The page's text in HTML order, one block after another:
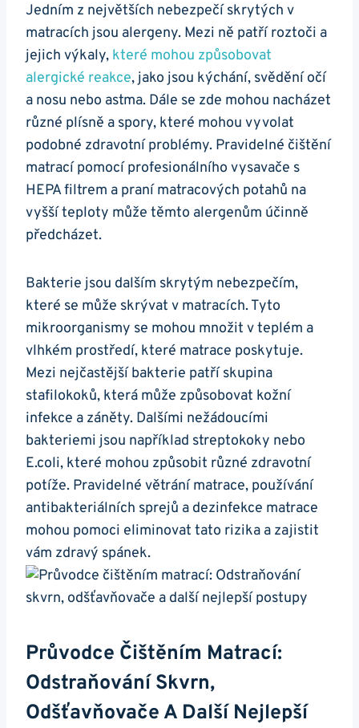
Jedním z největších nebezpečí skrytých v
matracích jsou alergeny. Mezi ně patří roztoči a
jejich výkaly, které mohou způsobovat
alergické reakce, jako jsou kýchání, svědění očí
a nosu nebo astma. Dále se zde mohou nacházet
různé plísně a spory, které mohou vyvolat
podobné zdravotní problémy. Pravidelné čištění
matrací pomocí profesionálního vysavače s
HEPA filtrem a praní matracových potahů na
vyšší teploty může těmto alergenům účinně
předcházet.
Bakterie jsou dalším skrytým nebezpečím,
které se může skrývat v matracích. Tyto
mikroorganismy se mohou množit v teplém a
vlhkém prostředí, které matrace poskytuje.
Mezi nejčastější bakterie patří skupina
stafilokoků, která může způsobovat kožní
infekce a záněty. Dalšími nežádoucími
bakteriemi jsou například streptokoky nebo
E.coli, které mohou způsobit různé zdravotní
potíže. Pravidelné větrání matrace, používání
antibakteriálních sprejů a dezinfekce matrace
mohou pomoci eliminovat tato rizika a zajistit
vám zdravý spánek.
Průvodce Čištěním Matrací:
Odstraňování Skvrn,
Odšťavňovače A Další Nejlepší